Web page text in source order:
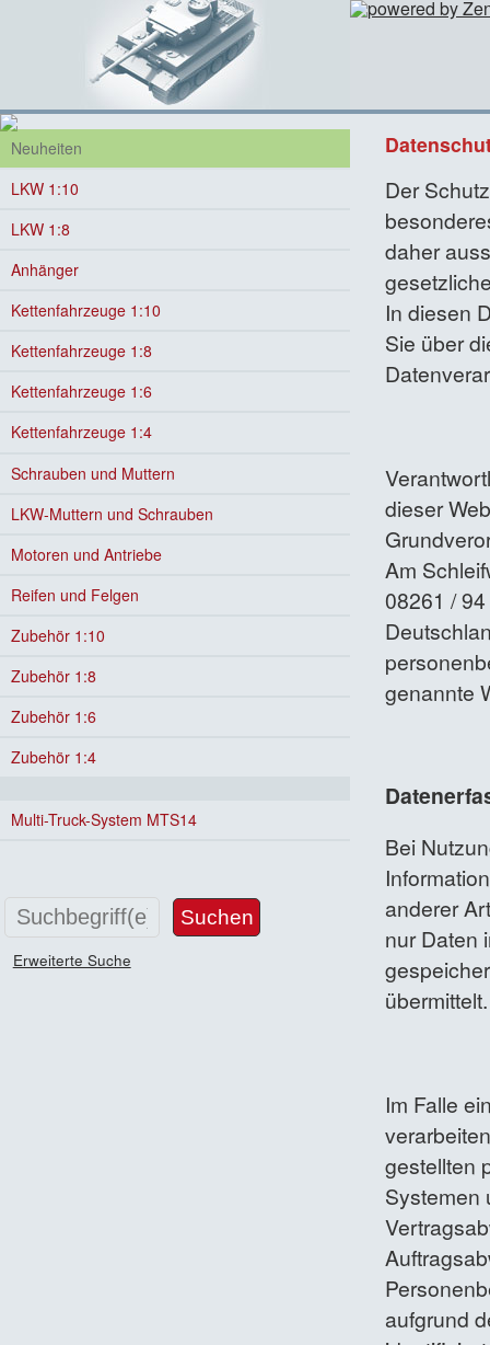
Der
daher
In diesen
Sie über
dieser
Am
08261 /
genannte
Bei
anderer
nur Daten
übermittelt.
Im Falle
gestellten
Systemen
aufgrund
Neuheiten
LKW 1:10
LKW 1:8
Anhänger
Kettenfahrzeuge 1:10
Kettenfahrzeuge 1:8
Kettenfahrzeuge 1:6
Kettenfahrzeuge 1:4
Schrauben und Muttern
LKW-Muttern und Schrauben
Motoren und Antriebe
Reifen und Felgen
Zubehör 1:10
Zubehör 1:8
Zubehör 1:6
Zubehör 1:4
Multi-Truck-System MTS14
Erweiterte Suche